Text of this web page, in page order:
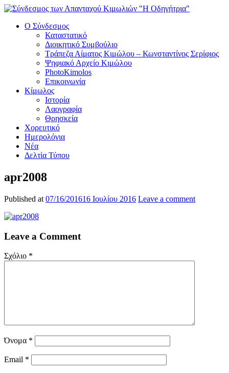
Ο Σύνδεσμος
Καταστατικό
Διοικητικό Συμβούλιο
Τράπεζα Αίματος Κιμώλου – Κωνσταντίνος Σερίφιος
Ψηφιακό Αρχείο Κιμώλου
PhotoKimolos
Επικοινωνία
Κίμωλος
Ιστορία
Λαογραφία
Θρησκεία
Χορευτικό
Ημερολόγια
Νέα
Δελτία Τύπου
apr2008
Published at 07/16/201616 Ιουλίου 2016 Leave a comment
Leave a Comment
Σχόλιο *
Όνομα *
Email *